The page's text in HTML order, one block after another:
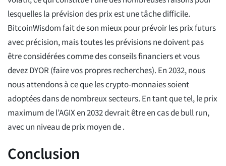
lesquelles la prévision des prix est une tâche difficile.
BitcoinWisdom fait de son mieux pour prévoir les prix futurs
avec précision, mais toutes les prévisions ne doivent pas
être considérées comme des conseils financiers et vous
devez DYOR (faire vos propres recherches). En 2032, nous
nous attendons à ce que les crypto-monnaies soient
adoptées dans de nombreux secteurs. En tant que tel, le prix
maximum de l’AGIX en 2032 devrait êtreen cas de bull run,
avec un niveau de prix moyen de.
Conclusion